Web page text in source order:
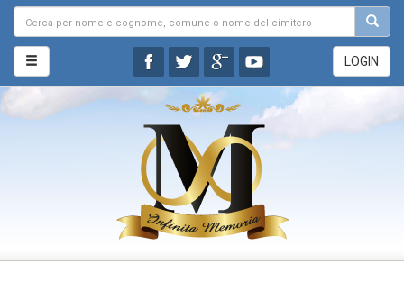
LOGIN